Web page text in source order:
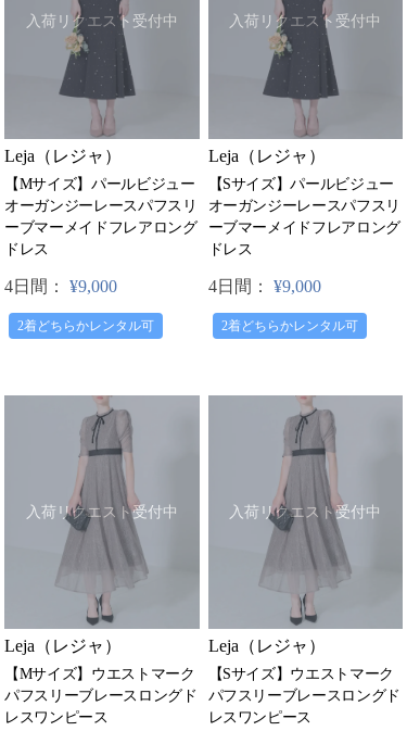
入荷リクエスト受付中
Leja（レジャ）
【Mサイズ】パールビジュー
オーガンジーレースパフスリ
ーブマーメイドフレアロング
ドレス
4日間： ¥9,000
2着どちらかレンタル可
入荷リクエスト受付中
Leja（レジャ）
【Sサイズ】パールビジュー
オーガンジーレースパフスリ
ーブマーメイドフレアロング
ドレス
4日間： ¥9,000
2着どちらかレンタル可
入荷リクエスト受付中
Leja（レジャ）
【Mサイズ】ウエストマーク
パフスリーブレースロングド
レスワンピース
入荷リクエスト受付中
Leja（レジャ）
【Sサイズ】ウエストマーク
パフスリーブレースロングド
レスワンピース